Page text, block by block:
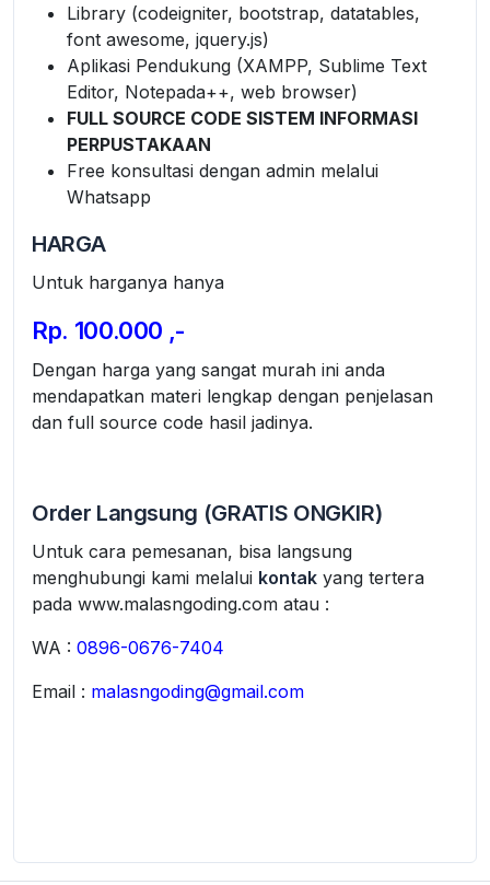
Library (codeigniter, bootstrap, datatables,
font awesome, jquery.js)
Aplikasi Pendukung (XAMPP, Sublime Text
Editor, Notepada++, web browser)
FULL SOURCE CODE SISTEM INFORMASI
PERPUSTAKAAN
Free konsultasi dengan admin melalui
Whatsapp
HARGA
Untuk harganya hanya
Rp. 100.000 ,-
Dengan harga yang sangat murah ini anda
mendapatkan materi lengkap dengan penjelasan
dan full source code hasil jadinya.
Order Langsung (GRATIS ONGKIR)
Untuk cara pemesanan, bisa langsung
menghubungi kami melalui kontak yang tertera
pada www.malasngoding.com atau :
WA : 0896-0676-7404
Email : malasngoding@gmail.com